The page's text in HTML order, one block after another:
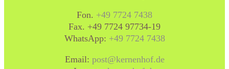
Fon. +49 7724 7438
Fax. +49 7724 97734-19
WhatsApp: +49 7724 7438
Email: post@kernenhof.de